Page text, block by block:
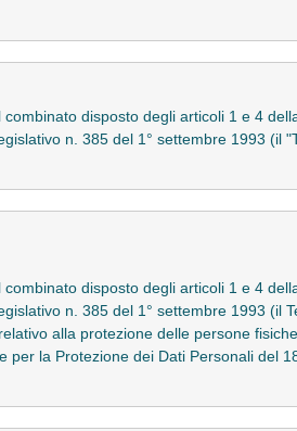
disposto degli articoli 1 e 4
n. 385 del 1° settembre 1993 (il
disposto degli articoli 1 e 4
n. 385 del 1° settembre 1993 (il
alla protezione delle persone
la Protezione dei Dati Personali del